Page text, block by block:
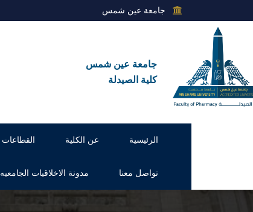
جامعة عين شمس
جامعة عين شمس
كلية الصيدلة
الرئيسية عن الكلية القطاعات
تواصل معنا مدونة الاخلاقيات الجامعيه